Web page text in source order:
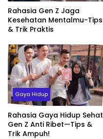
Rahasia Gen Z Jaga
Kesehatan Mentalmu-Tips
& Trik Praktis
Gaya Hidup
Rahasia Gaya Hidup Sehat
Gen Z Anti Ribet—Tips &
Trik Ampuh!